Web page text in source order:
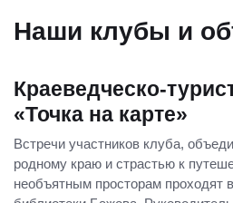
Наши клубы и
Краеведческо-
«Точка на карте»
Встречи участников клуба,
родному краю и страстью к
необъятным просторам проходят